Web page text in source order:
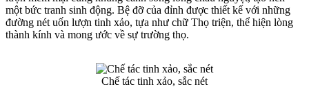
một bức tranh sinh động. Bệ đỡ của đỉnh được thiết kế với những
đường nét uốn lượn tinh xảo, tựa như chữ Thọ triện, thể hiện lòng
thành kính và mong ước về sự trường thọ.
Chế tác tinh xảo, sắc nét